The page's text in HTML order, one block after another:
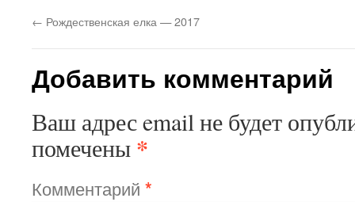
← Рождественская елка — 2017
Добавить комментарий
Ваш адрес email не будет
помечены *
Комментарий *